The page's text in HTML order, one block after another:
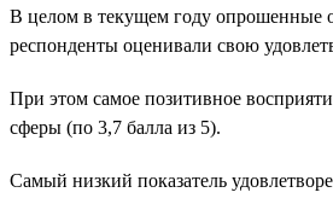
В целом в текущем году опрошенные
респонденты оценивали свою
При этом самое позитивное
сферы (по 3,7 балла из 5).
Самый низкий показатель